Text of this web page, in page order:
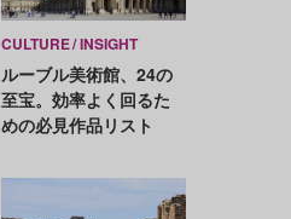
CULTURE INSIGHT
ルーブル美術館、24の
至宝。効率よく回るた
めの必見作品リスト